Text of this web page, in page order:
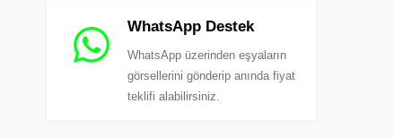
WhatsApp Destek
WhatsApp üzerinden eşyaların
görsellerini gönderip anında fiyat
teklifi alabilirsiniz.